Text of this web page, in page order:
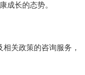
成长的态势。
关政策的咨询服务，